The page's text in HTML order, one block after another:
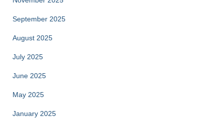
September 2025
August 2025
July 2025
June 2025
May 2025
January 2025